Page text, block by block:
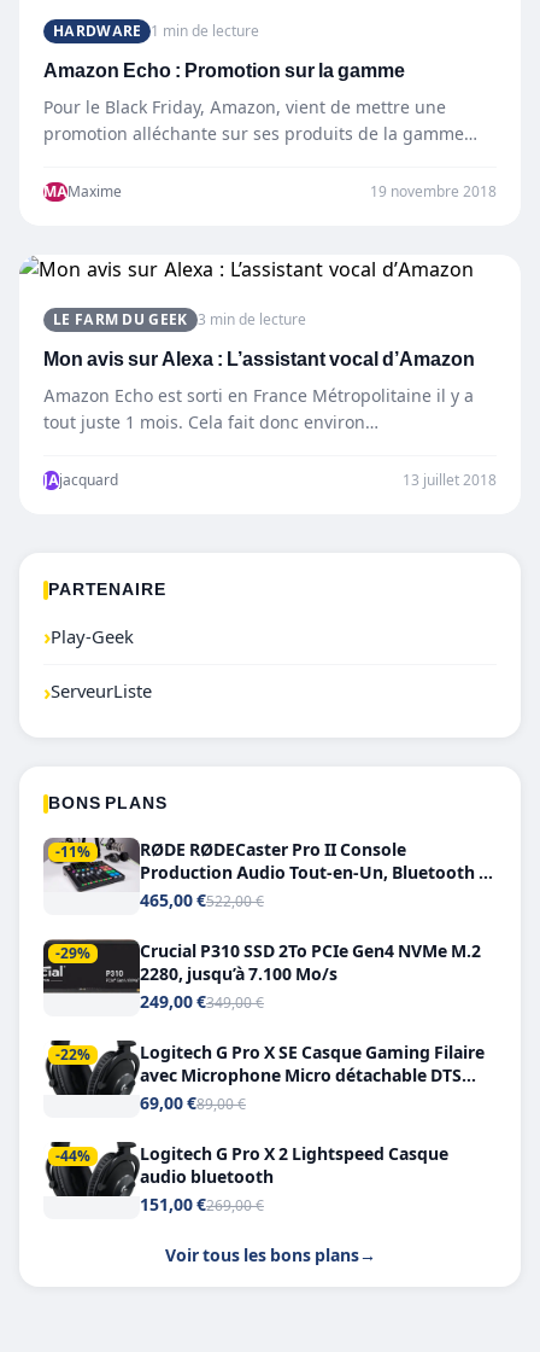
HARDWARE 1 min de lecture
Amazon Echo : Promotion sur la gamme
Pour le Black Friday, Amazon, vient de mettre une
promotion alléchante sur ses produits de la gamme
MAMaxime 19 novembre 2018
LE FARM DU GEEK 3 min de lecture
Mon avis sur Alexa : L’assistant vocal d’Amazon
Amazon Echo est sorti en France Métropolitaine il y a
tout juste 1 mois. Cela fait donc environ…
JAjacquard 13 juillet 2018
PARTENAIRE
›Play-Geek
›ServeurListe
BONS PLANS
-11%
RØDE RØDECaster Pro II Console
Production Audio Tout-en-Un, Bluetooth et
Double USB-C
465,00 €522,00 €
-29%
Crucial P310 SSD 2To PCIe Gen4 NVMe M.2
2280, jusqu’à 7.100 Mo/s
249,00 €349,00 €
-22%
Logitech G Pro X SE Casque Gaming Filaire
avec Microphone Micro détachable DTS
Headphone X 7.1
69,00 €89,00 €
-44%
Logitech G Pro X 2 Lightspeed Casque
audio bluetooth
151,00 €269,00 €
Voir tous les bons plans→